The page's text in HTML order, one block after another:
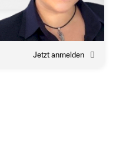
Jetzt anmelden